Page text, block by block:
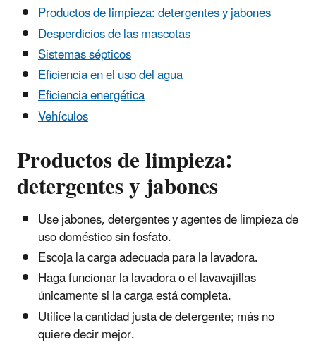
Productos de limpieza: detergentes y jabones
Desperdicios de las mascotas
Sistemas sépticos
Eficiencia en el uso del agua
Eficiencia energética
Vehículos
Productos de limpieza:
detergentes y jabones
Use jabones, detergentes y agentes de limpieza de
uso doméstico sin fosfato.
Escoja la carga adecuada para la lavadora.
Haga funcionar la lavadora o el lavavajillas
únicamente si la carga está completa.
Utilice la cantidad justa de detergente; más no
quiere decir mejor.